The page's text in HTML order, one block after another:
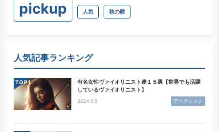
pickup 人気 秋の歌
人気記事ランキング
TOP
有名女性ヴァイオリニスト達１５選【世界でも活躍
しているヴァイオリニスト】
2024.6.5 アーティスト